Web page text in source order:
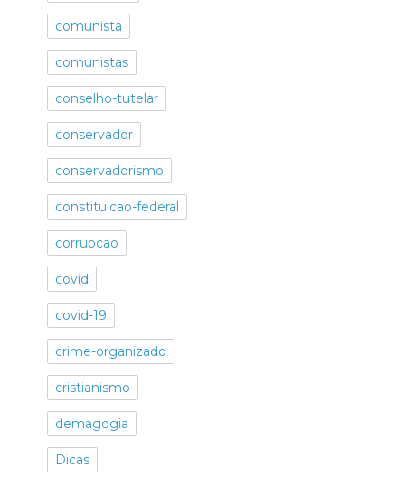
comunista
comunistas
conselho-tutelar
conservador
conservadorismo
constituicao-federal
corrupcao
covid
covid-19
crime-organizado
cristianismo
demagogia
Dicas